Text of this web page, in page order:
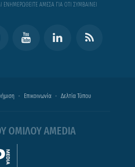
ΑΜΕΣΑ ΓΙΑ ΟΤΙ ΣΥΜΒΑΙΝΕΙ
Επικοινωνία Δελτία Τύπου
ΟΜΙΛΟΥ AMEDIA